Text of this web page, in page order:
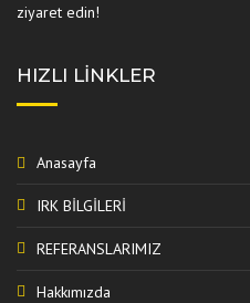
ziyaret edin!
HIZLI LINKLER
Anasayfa
IRK BİLGİLERİ
REFERANSLARIMIZ
Hakkımızda